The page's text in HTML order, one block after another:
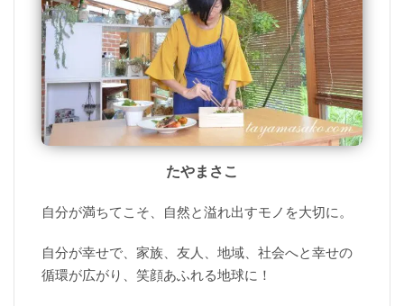
たやまさこ
自分が満ちてこそ、自然と溢れ出すモノを大切に。
自分が幸せで、家族、友人、地域、社会へと幸せの
循環が広がり、笑顔あふれる地球に！